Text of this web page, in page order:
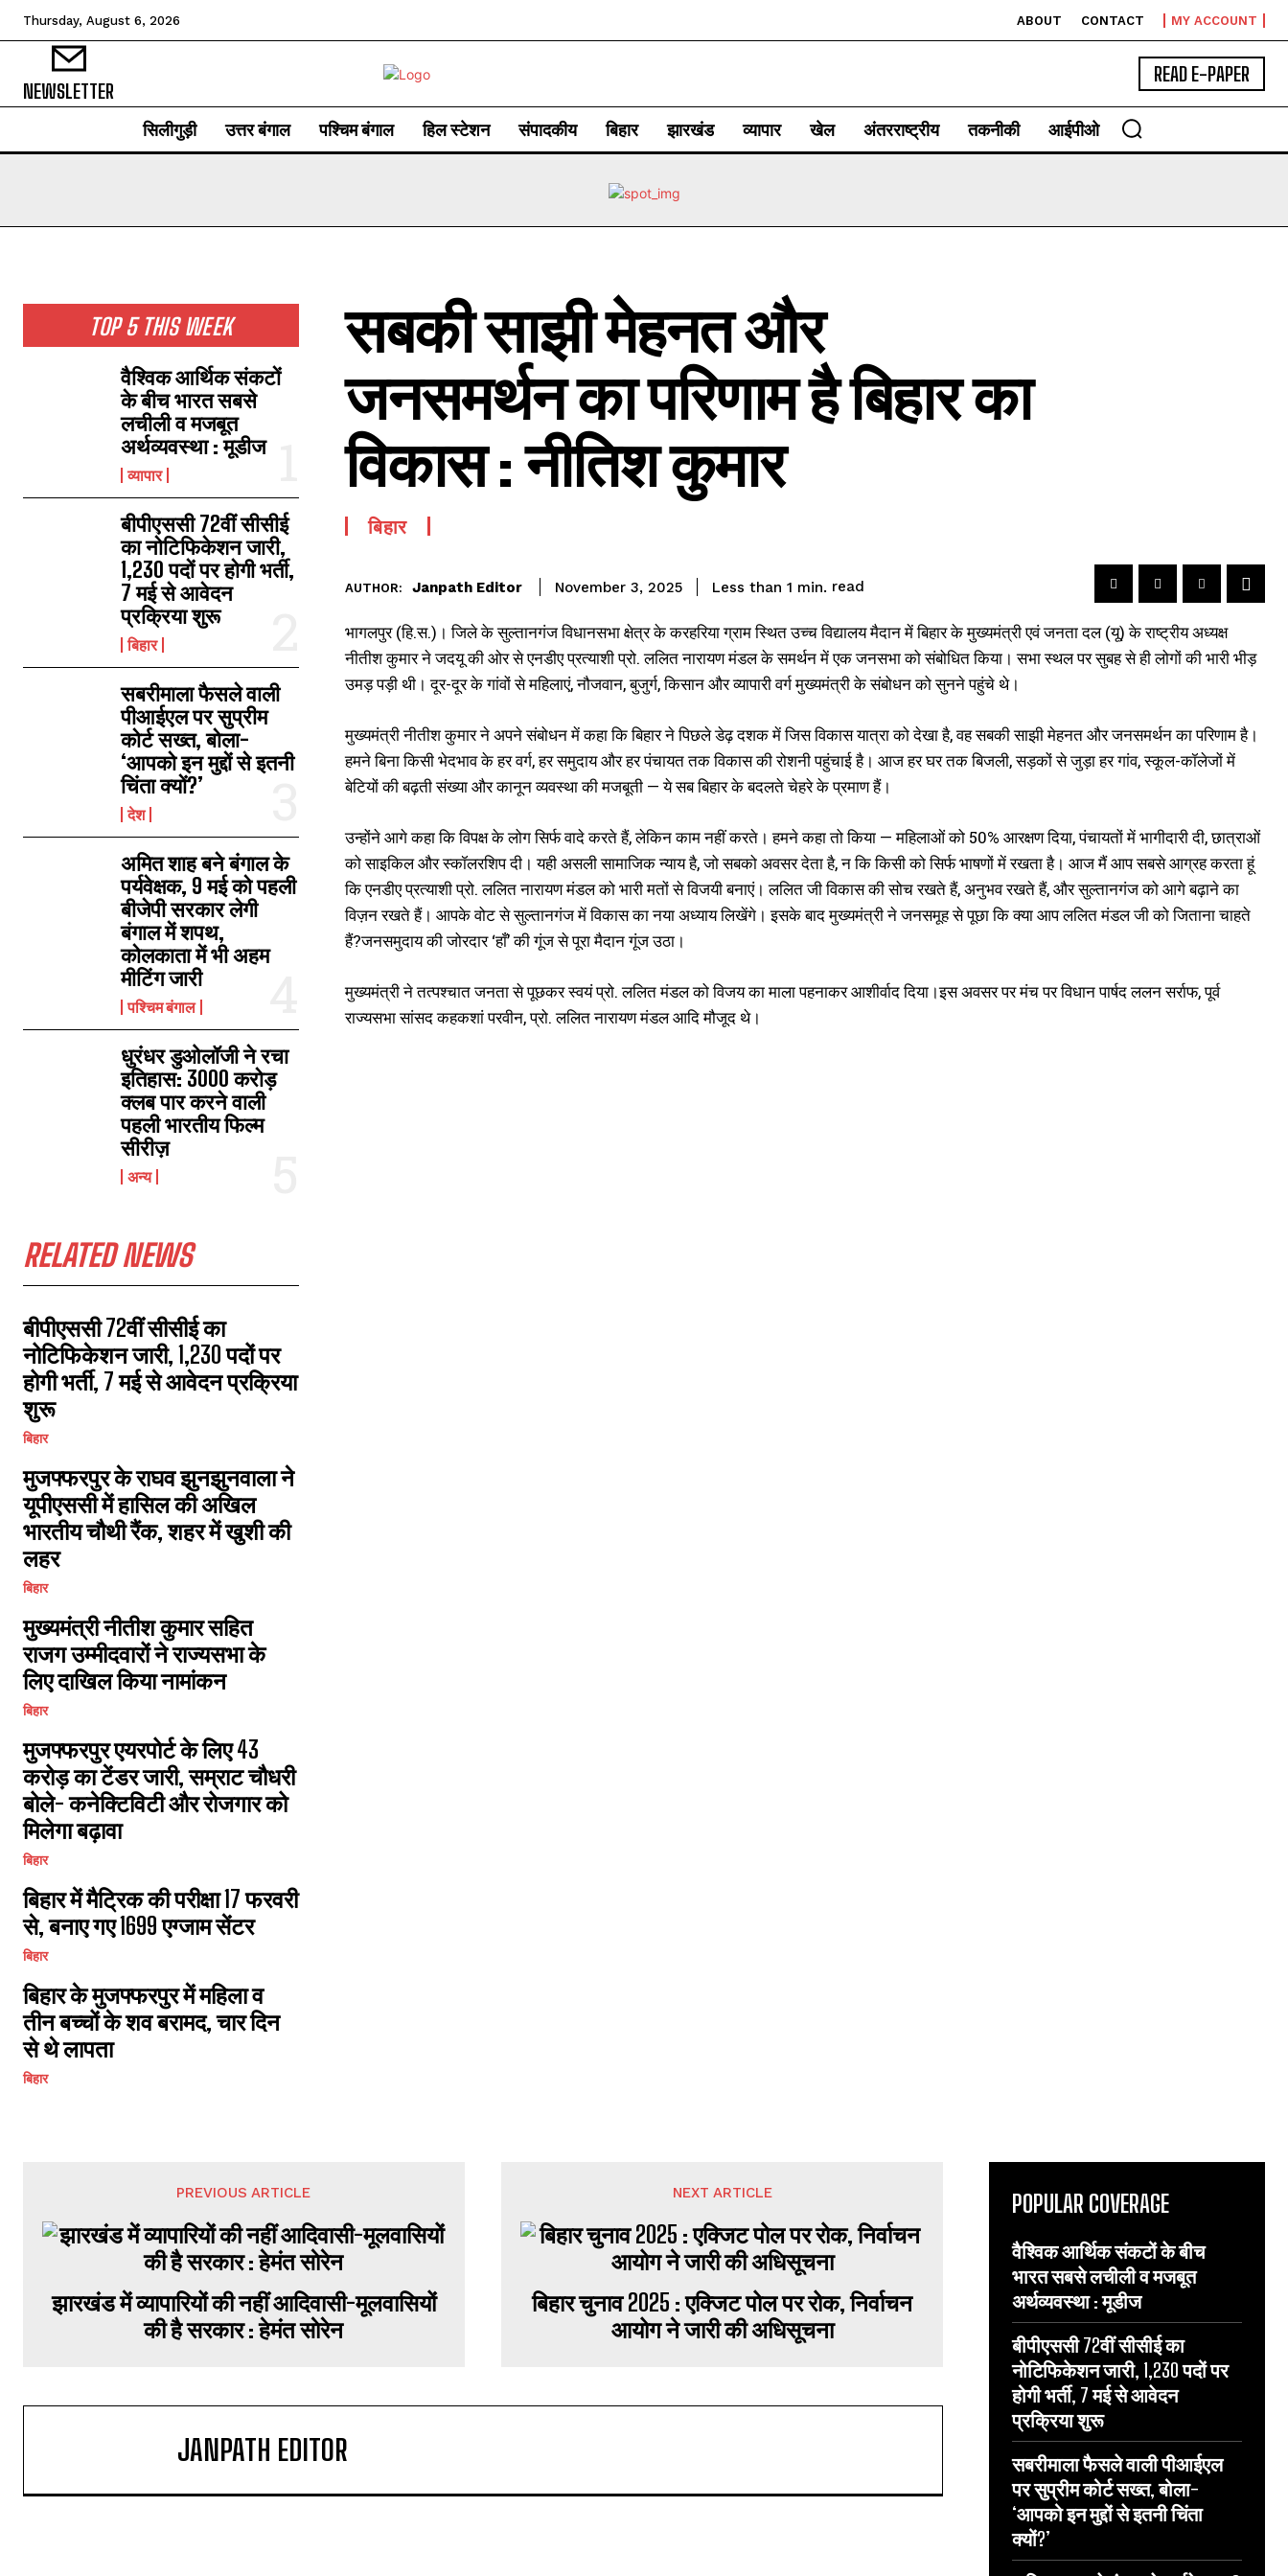
Thursday, August 6, 2026 ABOUT CONTACT MY ACCOUNT
NEWSLETTER
READ E-PAPER
सिलीगुड़ी उत्तर बंगाल पश्चिम बंगाल हिल स्टेशन संपादकीय बिहार झारखंड व्यापार खेल अंतरराष्ट्रीय तकनीकी आईपीओ
TOP 5 THIS WEEK
वैश्विक आर्थिक संकटों
के बीच भारत सबसे
लचीली व मजबूत
अर्थव्यवस्था : मूडीज
व्यापार
बीपीएससी 72वीं सीसीई
का नोटिफिकेशन जारी,
1,230 पदों पर होगी भर्ती,
7 मई से आवेदन
प्रक्रिया शुरू
बिहार
सबरीमाला फैसले वाली
पीआईएल पर सुप्रीम
कोर्ट सख्त, बोला-
‘आपको इन मुद्दों से इतनी
चिंता क्यों?’
देश
अमित शाह बने बंगाल के
पर्यवेक्षक, 9 मई को पहली
बीजेपी सरकार लेगी
बंगाल में शपथ,
कोलकाता में भी अहम
मीटिंग जारी
पश्चिम बंगाल
धुरंधर डुओलॉजी ने रचा
इतिहास: 3000 करोड़
क्लब पार करने वाली
पहली भारतीय फिल्म
सीरीज़
अन्य
RELATED NEWS
बीपीएससी 72वीं सीसीई का
नोटिफिकेशन जारी, 1,230 पदों पर
होगी भर्ती, 7 मई से आवेदन प्रक्रिया
शुरू
बिहार
मुजफ्फरपुर के राघव झुनझुनवाला ने
यूपीएससी में हासिल की अखिल
भारतीय चौथी रैंक, शहर में खुशी की
लहर
बिहार
मुख्यमंत्री नीतीश कुमार सहित
राजग उम्मीदवारों ने राज्यसभा के
लिए दाखिल किया नामांकन
बिहार
मुजफ्फरपुर एयरपोर्ट के लिए 43
करोड़ का टेंडर जारी, सम्राट चौधरी
बोले- कनेक्टिविटी और रोजगार को
मिलेगा बढ़ावा
बिहार
बिहार में मैट्रिक की परीक्षा 17 फरवरी
से, बनाए गए 1699 एग्जाम सेंटर
बिहार
बिहार के मुजफ्फरपुर में महिला व
तीन बच्चों के शव बरामद, चार दिन
से थे लापता
बिहार
सबकी साझी मेहनत और
जनसमर्थन का परिणाम है बिहार का
विकास : नीतिश कुमार
बिहार
AUTHOR: Janpath Editor November 3, 2025 Less than 1 min. read
भागलपुर (हि.स.)। जिले के सुल्तानगंज विधानसभा क्षेत्र के करहरिया ग्राम स्थित उच्च विद्यालय मैदान में बिहार के मुख्यमंत्री एवं जनता दल (यू) के राष्ट्रीय अध्यक्ष
नीतीश कुमार ने जदयू की ओर से एनडीए प्रत्याशी प्रो. ललित नारायण मंडल के समर्थन में एक जनसभा को संबोधित किया। सभा स्थल पर सुबह से ही लोगों की भारी भीड़
उमड़ पड़ी थी। दूर-दूर के गांवों से महिलाएं, नौजवान, बुजुर्ग, किसान और व्यापारी वर्ग मुख्यमंत्री के संबोधन को सुनने पहुंचे थे।
मुख्यमंत्री नीतीश कुमार ने अपने संबोधन में कहा कि बिहार ने पिछले डेढ़ दशक में जिस विकास यात्रा को देखा है, वह सबकी साझी मेहनत और जनसमर्थन का परिणाम है।
हमने बिना किसी भेदभाव के हर वर्ग, हर समुदाय और हर पंचायत तक विकास की रोशनी पहुंचाई है। आज हर घर तक बिजली, सड़कों से जुड़ा हर गांव, स्कूल-कॉलेजों में
बेटियों की बढ़ती संख्या और कानून व्यवस्था की मजबूती — ये सब बिहार के बदलते चेहरे के प्रमाण हैं।
उन्होंने आगे कहा कि विपक्ष के लोग सिर्फ वादे करते हैं, लेकिन काम नहीं करते। हमने कहा तो किया — महिलाओं को 50% आरक्षण दिया, पंचायतों में भागीदारी दी, छात्राओं
को साइकिल और स्कॉलरशिप दी। यही असली सामाजिक न्याय है, जो सबको अवसर देता है, न कि किसी को सिर्फ भाषणों में रखता है।‌ आज मैं आप सबसे आग्रह करता हूं
कि एनडीए प्रत्याशी प्रो. ललित नारायण मंडल को भारी मतों से विजयी बनाएं। ललित जी विकास की सोच रखते हैं, अनुभव रखते हैं, और सुल्तानगंज को आगे बढ़ाने का
विज़न रखते हैं। आपके वोट से सुल्तानगंज में विकास का नया अध्याय लिखेंगे। इसके बाद मुख्यमंत्री ने जनसमूह से पूछा कि क्या आप ललित मंडल जी को जिताना चाहते
हैं?जनसमुदाय की जोरदार ‘हाँ’ की गूंज से पूरा मैदान गूंज उठा।
मुख्यमंत्री ने तत्पश्चात जनता से पूछकर स्वयं प्रो. ललित मंडल को विजय का माला पहनाकर आशीर्वाद दिया।‌इस अवसर पर मंच पर विधान पार्षद ललन सर्राफ, पूर्व
राज्यसभा सांसद कहकशां परवीन, प्रो. ललित नारायण मंडल आदि मौजूद थे।
PREVIOUS ARTICLE
झारखंड में व्यापारियों की नहीं आदिवासी-मूलवासियों
की है सरकार : हेमंत साेरेन
NEXT ARTICLE
बिहार चुनाव 2025 : एक्जिट पोल पर रोक, निर्वाचन
आयोग ने जारी की अधिसूचना
JANPATH EDITOR
POPULAR COVERAGE
वैश्विक आर्थिक संकटों के बीच
भारत सबसे लचीली व मजबूत
अर्थव्यवस्था : मूडीज
बीपीएससी 72वीं सीसीई का
नोटिफिकेशन जारी, 1,230 पदों पर
होगी भर्ती, 7 मई से आवेदन
प्रक्रिया शुरू
सबरीमाला फैसले वाली पीआईएल
पर सुप्रीम कोर्ट सख्त, बोला-
‘आपको इन मुद्दों से इतनी चिंता
क्यों?’